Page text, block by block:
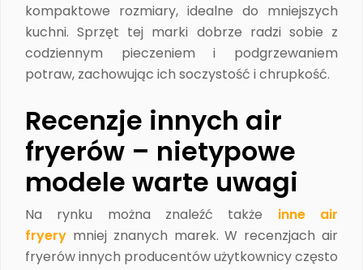
kompaktowe rozmiary, idealne do mniejszych
kuchni. Sprzęt tej marki dobrze radzi sobie z
codziennym pieczeniem i podgrzewaniem
potraw, zachowując ich soczystość i chrupkość.
Recenzje innych air
fryerów – nietypowe
modele warte uwagi
Na rynku można znaleźć także inne air
fryery mniej znanych marek. W recenzjach air
fryerów innych producentów użytkownicy często